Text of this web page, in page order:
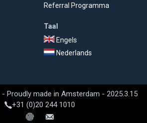
Referral Programma
Taal
Engels
Nederlands
Proudly made in Amsterdam - 2025.3.15
+31 (0)20 244 1010